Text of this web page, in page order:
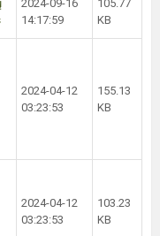
2024-09-16
14:17:59
105.77
KB
2024-04-12
03:23:53
155.13
KB
2024-04-12
03:23:53
103.23
KB